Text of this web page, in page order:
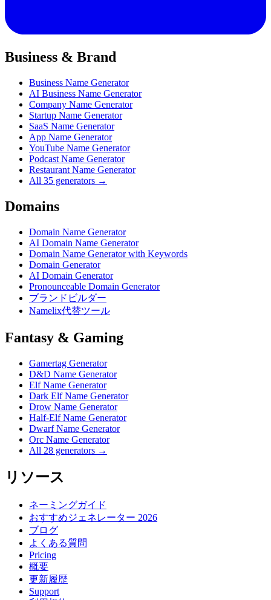
Business & Brand
Business Name Generator
AI Business Name Generator
Company Name Generator
Startup Name Generator
SaaS Name Generator
App Name Generator
YouTube Name Generator
Podcast Name Generator
Restaurant Name Generator
All 35 generators →
Domains
Domain Name Generator
AI Domain Name Generator
Domain Name Generator with Keywords
Domain Generator
AI Domain Generator
Pronounceable Domain Generator
ブランドビルダー
Namelix代替ツール
Fantasy & Gaming
Gamertag Generator
D&D Name Generator
Elf Name Generator
Dark Elf Name Generator
Drow Name Generator
Half-Elf Name Generator
Dwarf Name Generator
Orc Name Generator
All 28 generators →
リソース
ネーミングガイド
おすすめジェネレーター 2026
ブログ
よくある質問
Pricing
概要
更新履歴
Support